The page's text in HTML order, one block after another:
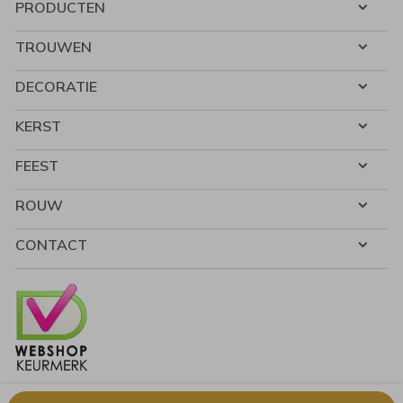
PRODUCTEN
TROUWEN
DECORATIE
KERST
FEEST
ROUW
CONTACT